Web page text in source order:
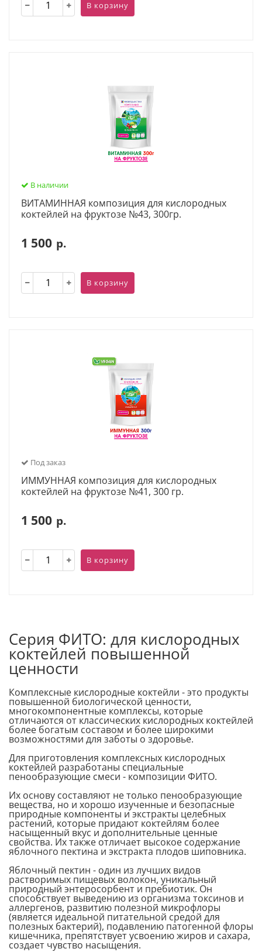
В корзину
В наличии
ВИТАМИННАЯ композиция для кислородных
коктейлей на фруктозе №43, 300гр.
1 500 р.
В корзину
Под заказ
ИММУННАЯ композиция для кислородных
коктейлей на фруктозе №41, 300 гр.
1 500 р.
В корзину
Серия ФИТО: для кислородных
коктейлей повышенной
ценности
Комплексные кислородные коктейли - это продукты
повышенной биологической ценности,
многокомпонентные комплексы, которые
отличаются от классических кислородных коктейлей
более богатым составом и более широкими
возможностями для заботы о здоровье.
Для приготовления комплексных кислородных
коктейлей разработаны специальные
пенообразующие смеси - композиции ФИТО.
Их основу составляют не только пенообразующие
вещества, но и хорошо изученные и безопасные
природные компоненты и экстракты целебных
растений, которые придают коктейлям более
насыщенный вкус и дополнительные ценные
свойства. Их также отличает высокое содержание
яблочного пектина и экстракта плодов шиповника.
Яблочный пектин - один из лучших видов
растворимых пищевых волокон, уникальный
природный энтеросорбент и пребиотик. Он
способствует выведению из организма токсинов и
аллергенов, развитию полезной микрофлоры
(является идеальной питательной средой для
полезных бактерий), подавлению патогенной флоры
кишечника, препятствует усвоению жиров и сахара,
создает чувство насыщения.